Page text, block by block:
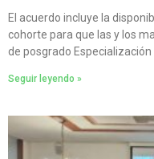
El acuerdo incluye la
cohorte para que las y los
de posgrado Especialización
Seguir leyendo »